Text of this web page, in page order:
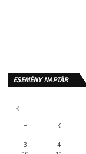
ESEMÉNY NAPTÁR
H K
3
4